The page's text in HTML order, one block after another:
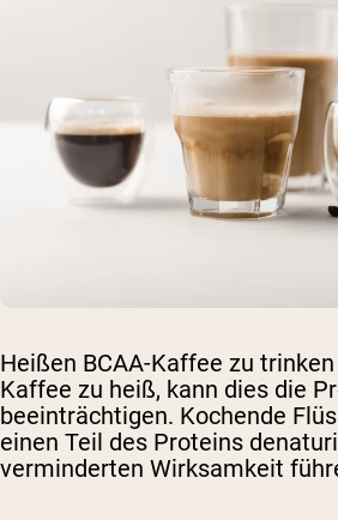
Heißen BCAA-Kaffee zu
Kaffee zu heiß, kann dies die
beeinträchtigen. Kochende
einen Teil des Proteins
verminderten Wirksamkeit